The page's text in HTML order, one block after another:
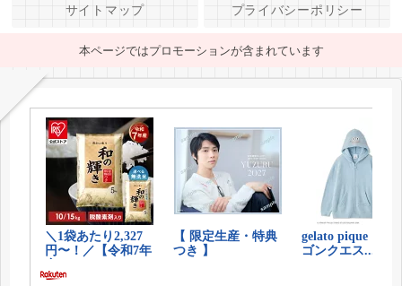
サイトマップ プライバシーポリシー
本ページではプロモーションが含まれています